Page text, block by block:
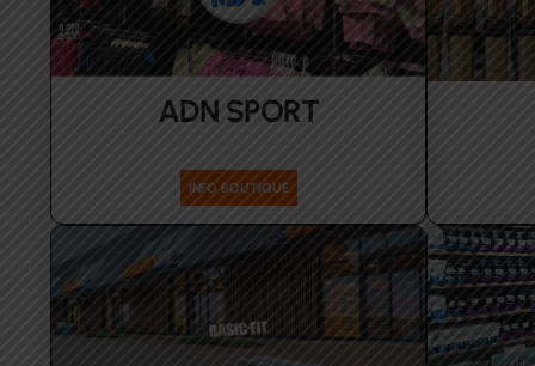
ADN SPORT
INFO BOUTIQUE